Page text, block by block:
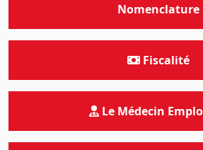
Nomenclature
Fiscalité
Le Médecin